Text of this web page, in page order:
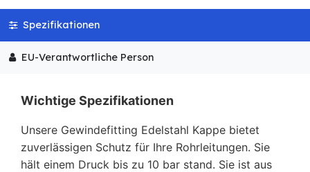
Spezifikationen
EU-Verantwortliche Person
Wichtige Spezifikationen
Unsere Gewindefitting Edelstahl Kappe bietet
zuverlässigen Schutz für Ihre Rohrleitungen. Sie
hält einem Druck bis zu 10 bar stand. Sie ist aus